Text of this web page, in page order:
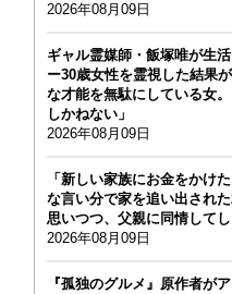
2026年08月09日
ギャル霊媒師・飯塚唯が生
ー30歳女性を霊視した結果
な才能を無駄にしている女
しかねない」
2026年08月09日
「新しい家族にお金をかけ
な言い分で家を追い出され
思いつつ、父親に同情して
2026年08月09日
『孤独のグルメ』原作者が